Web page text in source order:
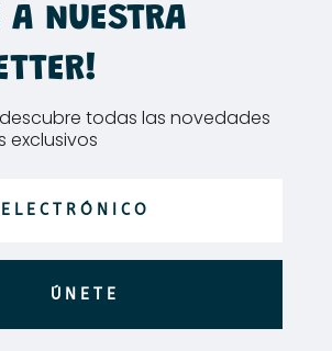
página
elegir
producto
A NUESTRA
todas las novedades
exclusivos
ÚNETE